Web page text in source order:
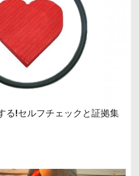
る!セルフチェックと証拠集